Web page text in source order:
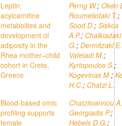
Leptin,
acylcarnitine
metabolites and
development of
adiposity in the
Rhea mother–child
cohort in Crete,
Greece
Perng W.; Oken
Roumeliotaki T.;
Sood D.; Siskos
A.P.; Chalkiadaki
G.; Dermitzaki E.
Vafeiadi M.;
Kyrtopoulos S.;
Kogevinas M.;
H.C.; Chatzi L.
Blood-based omic
profiling supports
female
Chatziioannou A.
Georgiadis P.;
Hebels D.G.;